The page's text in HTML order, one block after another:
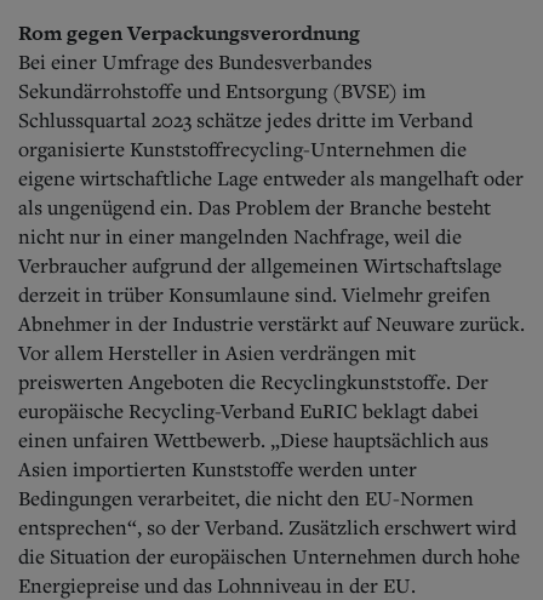
Rom gegen Verpackungsverordnung
Bei einer Umfrage des Bundesverbandes
Sekundärrohstoffe und Entsorgung (BVSE) im
Schlussquartal 2023 schätze jedes dritte im Verband
organisierte Kunststoffrecycling-Unternehmen die
eigene wirtschaftliche Lage entweder als mangelhaft oder
als ungenügend ein. Das Problem der Branche besteht
nicht nur in einer mangelnden Nachfrage, weil die
Verbraucher aufgrund der allgemeinen Wirtschaftslage
derzeit in trüber Konsumlaune sind. Vielmehr greifen
Abnehmer in der Industrie verstärkt auf Neuware zurück.
Vor allem Hersteller in Asien verdrängen mit
preiswerten Angeboten die Recyclingkunststoffe. Der
europäische Recycling-Verband EuRIC beklagt dabei
einen unfairen Wettbewerb. „Diese hauptsächlich aus
Asien importierten Kunststoffe werden unter
Bedingungen verarbeitet, die nicht den EU-Normen
entsprechen“, so der Verband. Zusätzlich erschwert wird
die Situation der europäischen Unternehmen durch hohe
Energiepreise und das Lohnniveau in der EU.